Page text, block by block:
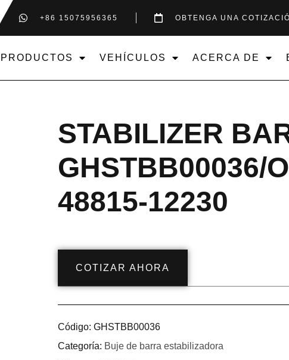
+86 15075956365 OBTENGA UNA
PRODUCTOS VEHÍCULOS ACERCA DE
STABILIZER
GHSTBB00036/
48815-12230
COTIZAR AHORA
Código:GHSTBB00036
Categoría: Buje de barra estabilizadora